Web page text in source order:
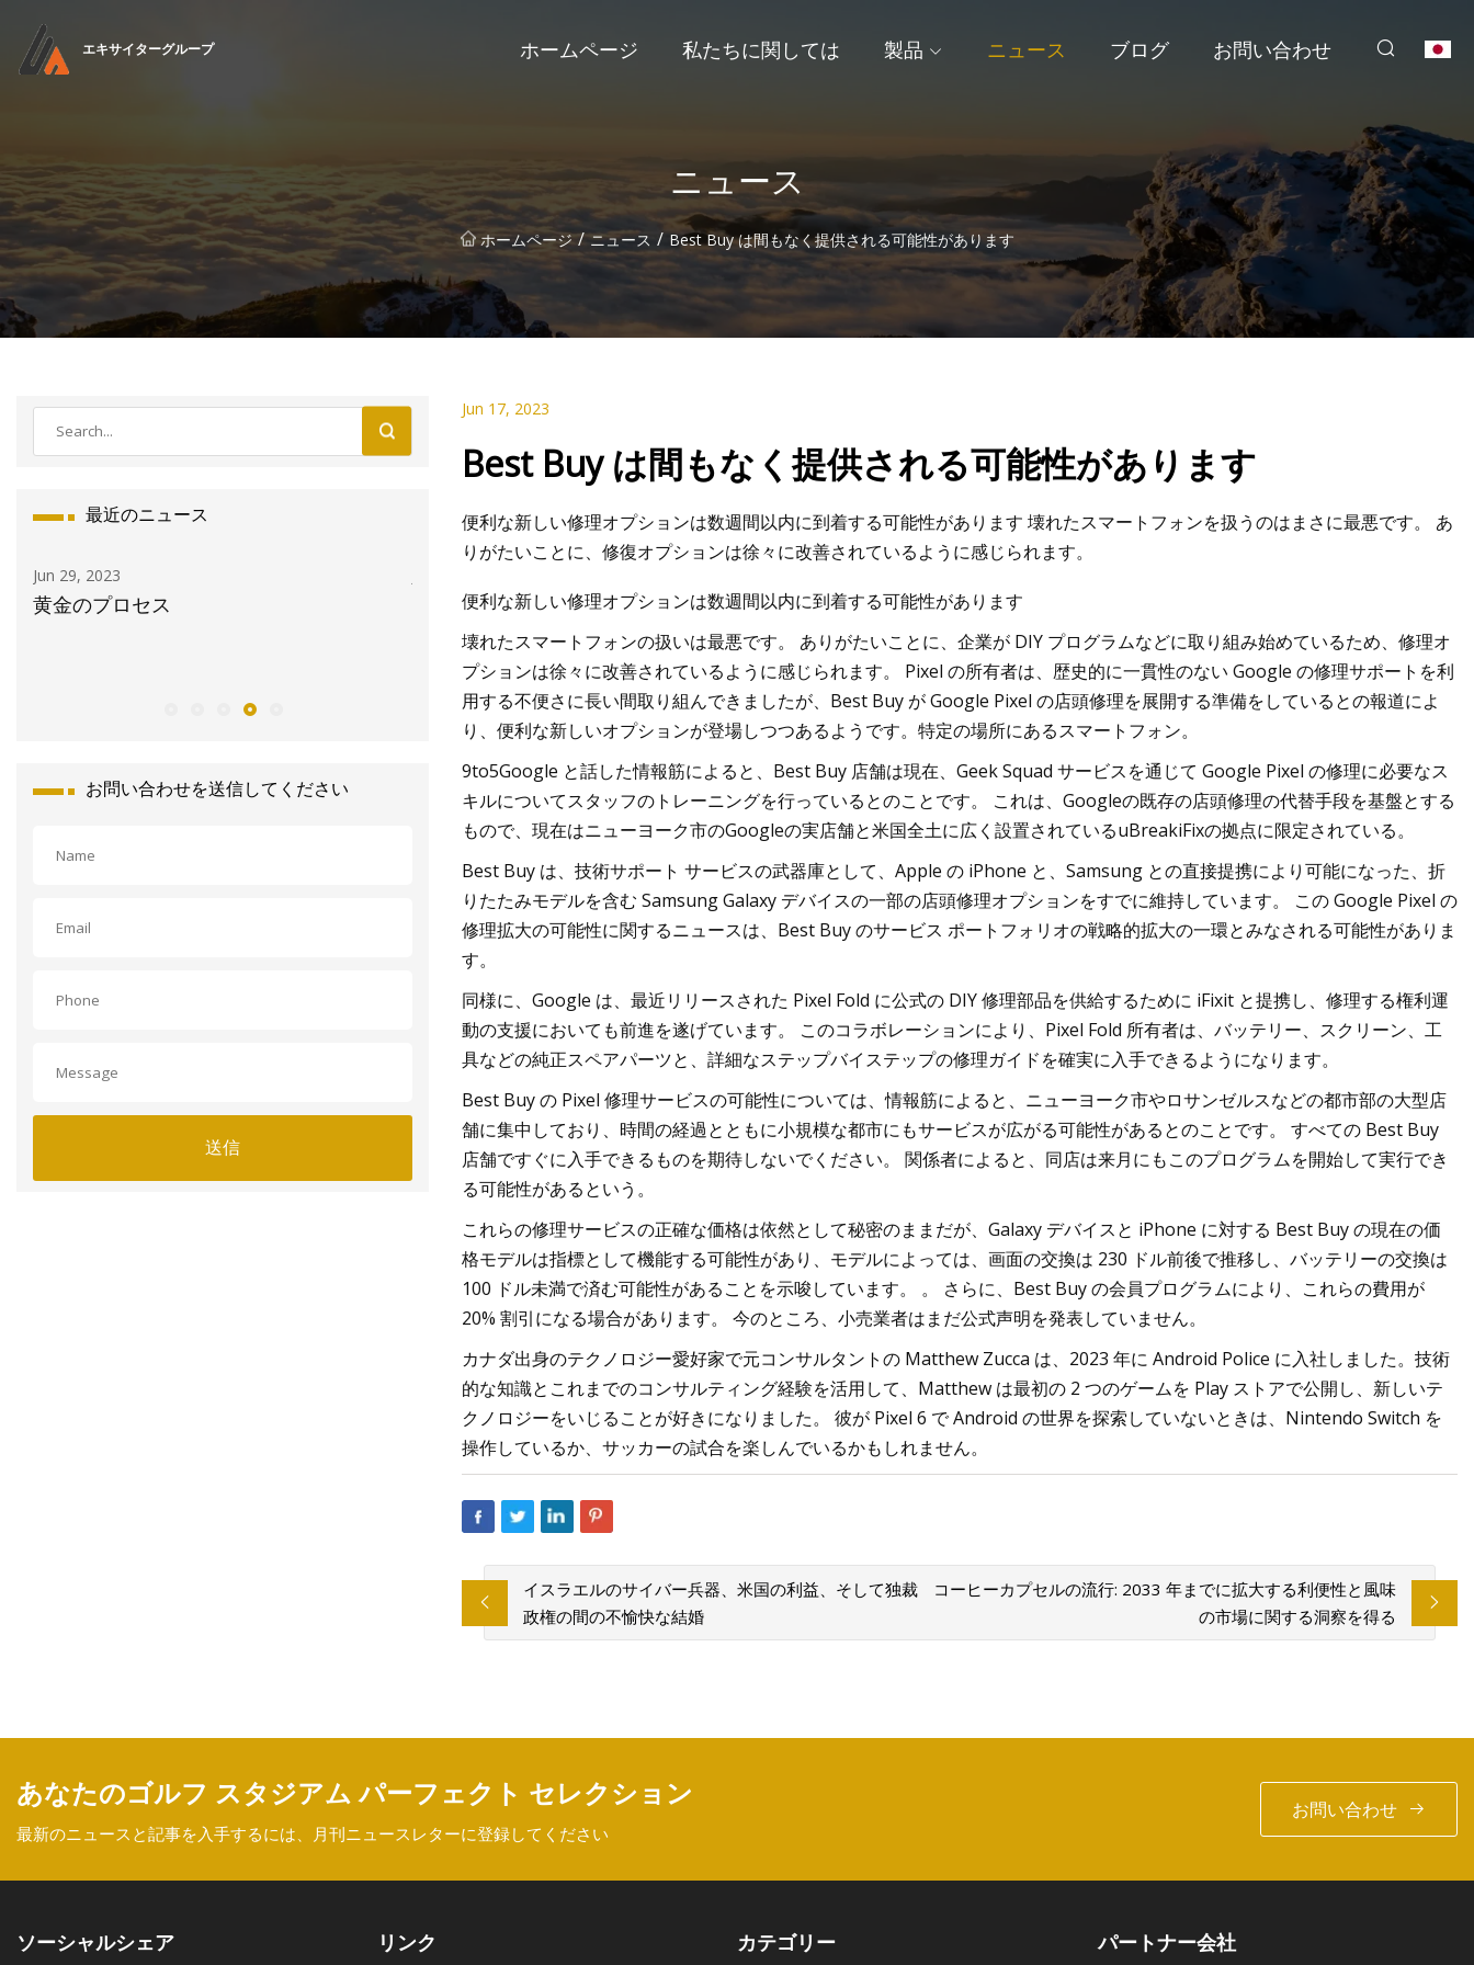
エキサイターグループ ホームページ 私たちに関しては 製品 ニュース ブログ お問い合わせ
ニュース
ホームページ / ニュース / Best Buy は間もなく提供される可能性があります
最近のニュース
Jun 29, 2023
黄金のプロセス
Apple ソフトウェアのロックダウンが新た
な MacBook のディスプレイの問題を引き
起こしている
2023 年ベスト長距離セックスおもちゃ 14:
アプリ
お問い合わせを送信してください
送信
Jun 17, 2023
Best Buy は間もなく提供される可能性があります
便利な新しい修理オプションは数週間以内に到着する可能性があります 壊れたスマートフォンを扱うのはまさに最悪です。 あ
りがたいことに、修復オプションは徐々に改善されているように感じられます。
便利な新しい修理オプションは数週間以内に到着する可能性があります
壊れたスマートフォンの扱いは最悪です。 ありがたいことに、企業が DIY プログラムなどに取り組み始めているため、修理オ
プションは徐々に改善されているように感じられます。 Pixel の所有者は、歴史的に一貫性のない Google の修理サポートを利
用する不便さに長い間取り組んできましたが、Best Buy が Google Pixel の店頭修理を展開する準備をしているとの報道によ
り、便利な新しいオプションが登場しつつあるようです。特定の場所にあるスマートフォン。
9to5Google と話した情報筋によると、Best Buy 店舗は現在、Geek Squad サービスを通じて Google Pixel の修理に必要なス
キルについてスタッフのトレーニングを行っているとのことです。 これは、Googleの既存の店頭修理の代替手段を基盤とする
もので、現在はニューヨーク市のGoogleの実店舗と米国全土に広く設置されているuBreakiFixの拠点に限定されている。
Best Buy は、技術サポート サービスの武器庫として、Apple の iPhone と、Samsung との直接提携により可能になった、折
りたたみモデルを含む Samsung Galaxy デバイスの一部の店頭修理オプションをすでに維持しています。 この Google Pixel の
修理拡大の可能性に関するニュースは、Best Buy のサービス ポートフォリオの戦略的拡大の一環とみなされる可能性がありま
す。
同様に、Google は、最近リリースされた Pixel Fold に公式の DIY 修理部品を供給するために iFixit と提携し、修理する権利運
動の支援においても前進を遂げています。 このコラボレーションにより、Pixel Fold 所有者は、バッテリー、スクリーン、工
具などの純正スペアパーツと、詳細なステップバイステップの修理ガイドを確実に入手できるようになります。
Best Buy の Pixel 修理サービスの可能性については、情報筋によると、ニューヨーク市やロサンゼルスなどの都市部の大型店
舗に集中しており、時間の経過とともに小規模な都市にもサービスが広がる可能性があるとのことです。 すべての Best Buy
店舗ですぐに入手できるものを期待しないでください。 関係者によると、同店は来月にもこのプログラムを開始して実行でき
る可能性があるという。
これらの修理サービスの正確な価格は依然として秘密のままだが、Galaxy デバイスと iPhone に対する Best Buy の現在の価
格モデルは指標として機能する可能性があり、モデルによっては、画面の交換は 230 ドル前後で推移し、バッテリーの交換は
100 ドル未満で済む可能性があることを示唆しています。 。 さらに、Best Buy の会員プログラムにより、これらの費用が
20% 割引になる場合があります。 今のところ、小売業者はまだ公式声明を発表していません。
カナダ出身のテクノロジー愛好家で元コンサルタントの Matthew Zucca は、2023 年に Android Police に入社しました。技術
的な知識とこれまでのコンサルティング経験を活用して、Matthew は最初の 2 つのゲームを Play ストアで公開し、新しいテ
クノロジーをいじることが好きになりました。 彼が Pixel 6 で Android の世界を探索していないときは、Nintendo Switch を
操作しているか、サッカーの試合を楽しんでいるかもしれません。
イスラエルのサイバー兵器、米国の利益、そして独裁
政権の間の不愉快な結婚
コーヒーカプセルの流行: 2033 年までに拡大する利便性と風味
の市場に関する洞察を得る
あなたのゴルフ スタジアム パーフェクト セレクション
最新のニュースと記事を入手するには、月刊ニュースレターに登録してください
お問い合わせ
ソーシャルシェア リンク カテゴリー パートナー会社